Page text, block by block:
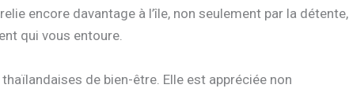
encore davantage à l’île, non seulement par la détente,
qui vous entoure.
de bien-être. Elle est appréciée non